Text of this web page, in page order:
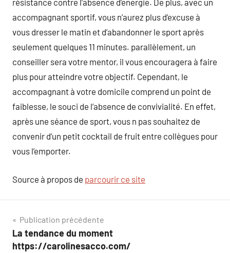
résistance contre l’absence d’energie. De plus, avec un
accompagnant sportif, vous n’aurez plus d’excuse à
vous dresser le matin et d’abandonner le sport après
seulement quelques 11 minutes. parallèlement, un
conseiller sera votre mentor, il vous encouragera à faire
plus pour atteindre votre objectif. Cependant, le
accompagnant à votre domicile comprend un point de
faiblesse, le souci de l’absence de convivialité. En effet,
après une séance de sport, vous n pas souhaitez de
convenir d’un petit cocktail de fruit entre collègues pour
vous l’emporter.
Source à propos de parcourir ce site
Navigation
de
Publication précédente
La tendance du moment
https://carolinesacco.com/